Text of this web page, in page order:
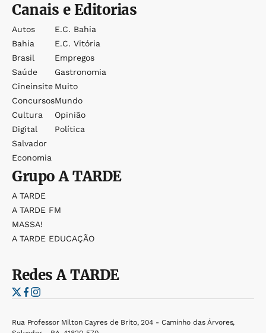
Canais e Editorias
Autos
Bahia
Brasil
Saúde
Cineinsite
Concursos
Cultura
Digital
Salvador
Economia
E.c. Bahia
E.c. Vitória
Empregos
Gastronomia
Muito
Mundo
Opinião
Política
GrupoA TARDE
A TARDE
A TARDE FM
MASSA!
A TARDE EDUCAÇÃO
RedesA TARDE
Rua Professor Milton Cayres de Brito, 204 - Caminho das Árvores,